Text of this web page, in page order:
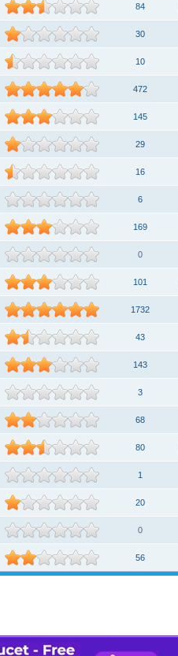
84
30
10
472
145
29
16
6
169
0
101
1732
43
143
3
68
80
1
20
0
56